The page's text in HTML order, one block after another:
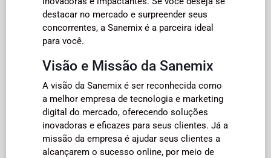
destacar no mercado e surpreender seus
concorrentes, a Sanemix é a parceira ideal
para você.
Visão e Missão da Sanemix
A visão da Sanemix é ser reconhecida como
a melhor empresa de tecnologia e marketing
digital do mercado, oferecendo soluções
inovadoras e eficazes para seus clientes. Já a
missão da empresa é ajudar seus clientes a
alcançarem o sucesso online, por meio de